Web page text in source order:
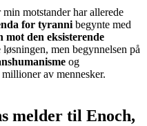
min motstander har allerede
for tyranni begynte med
mot den eksisterende
men begynnelsen på
og
av mennesker.
melder til Enoch,